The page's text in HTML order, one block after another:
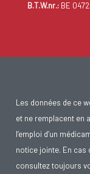
B.T.W.nr.:BE
Les données de ce
et ne remplacent en
l’emploi d’un
notice jointe. En cas
consultez toujours